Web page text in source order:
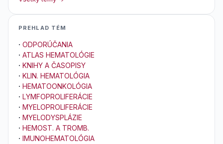
PREHLAD TÉM
· ODPORÚČANIA
· ATLAS HEMATOLÓGIE
· KNIHY A ČASOPISY
· KLIN. HEMATOLÓGIA
· HEMATOONKOLÓGIA
· LYMFOPROLIFERÁCIE
· MYELOPROLIFERÁCIE
· MYELODYSPLÁZIE
· HEMOST. A TROMB.
· IMUNOHEMATOLÓGIA